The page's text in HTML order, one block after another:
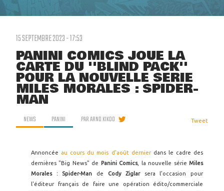
15 SEPTEMBRE 2023 - 17:53
PANINI COMICS JOUE LA
CARTE DU ''BLIND PACK''
POUR LA NOUVELLE SÉRIE
MILES MORALES : SPIDER-
MAN
NEWS PANINI PARARNO KIKOO Tweet
Annoncée au cours du mois d'août dernier dans le cadre des
dernières "Big News" de Panini Comics, la nouvelle sérieMiles
Morales : Spider-Man de Cody Ziglar
sera l'occasion pour
l'éditeur français de faire une opération édito/commerciale